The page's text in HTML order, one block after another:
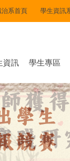
資訊 學生專區
治系首頁 學生資訊